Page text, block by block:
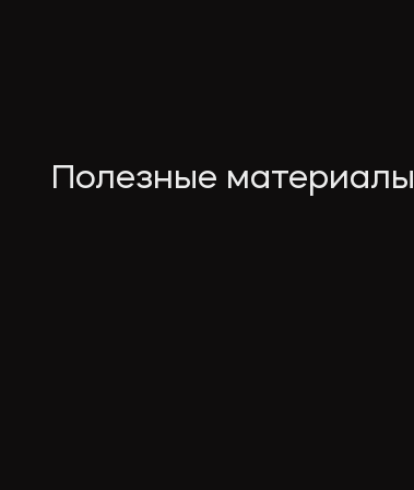
Полезные материалы